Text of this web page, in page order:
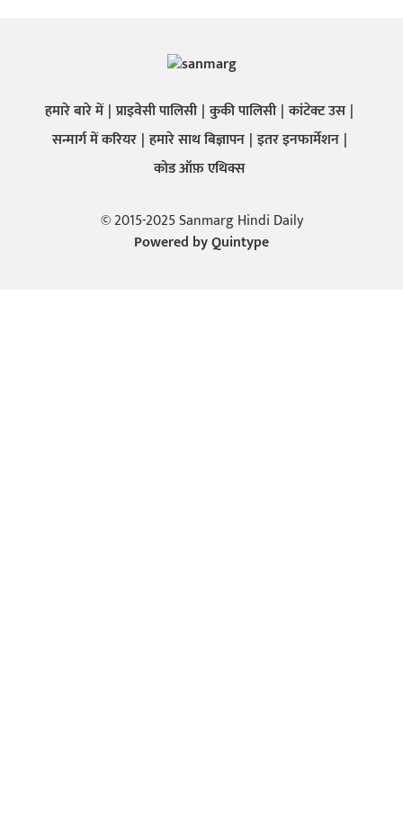
हमारे बारे में प्राइवेसी पालिसी कुकी पालिसी कांटेक्ट उस
सन्मार्ग में करियर हमारे साथ बिज्ञापन इतर इनफार्मेशन
कोड ऑफ़ एथिक्स
© 2015-2025 Sanmarg Hindi Daily
Powered byQuintype